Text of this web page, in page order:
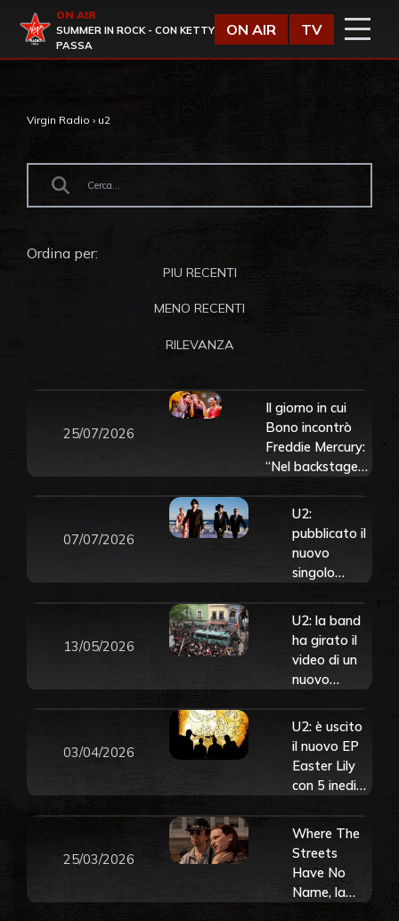
Virgin Radio
ON AIR
SUMMER IN ROCK - CON KETTY
PASSA
ON AIR TV
Virgin Radio › u2
Ordina per:
PIU RECENTI
MENO RECENTI
RILEVANZA
25/07/2026
Il giorno in cui
Bono incontrò
Freddie Mercury:
“Nel backstage
mise a flirtare
con me
scherzosamente”
07/07/2026
U2:
pubblicato il
nuovo
singolo
Dreams”.
Ascoltalo
qui
13/05/2026
U2: la band
ha girato il
video di un
nuovo
“Street Of
Dreams”, sul
tetto di un
autobus a
Città del
Messico
03/04/2026
U2: è uscito
il nuovo EP
Easter Lily
con 5 inediti
poesia.
Ascoltalo
ora!
25/03/2026
Where The
Streets
Have No
Name, la